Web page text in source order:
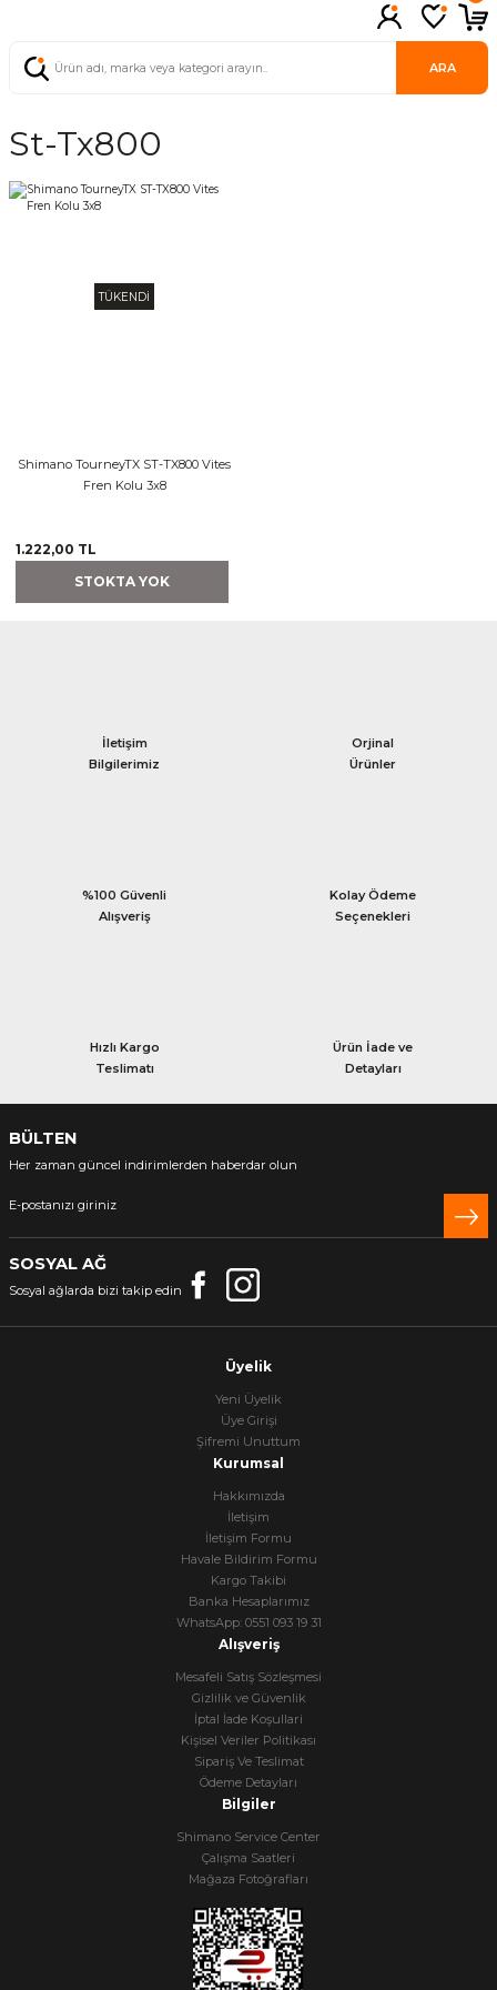
ARA
St-Tx800
TÜKENDİ
Shimano TourneyTX ST-TX800 Vites
Fren Kolu 3x8
1.222,00 TL
STOKTA YOK
İletişim
Bilgilerimiz
Orjinal
Ürünler
%100 Güvenli
Alışveriş
Kolay Ödeme
Seçenekleri
Hızlı Kargo
Teslimatı
Ürün İade ve
Detayları
BÜLTEN
Her zaman güncel indirimlerden haberdar olun
SOSYAL AĞ
Sosyal ağlarda bizi takip edin
Üyelik
Yeni Üyelik
Üye Girişi
Şifremi Unuttum
Kurumsal
Hakkımızda
İletişim
İletişim Formu
Havale Bildirim Formu
Kargo Takibi
Banka Hesaplarımız
WhatsApp: 0551 093 19 31
Alışveriş
Mesafeli Satış Sözleşmesi
Gizlilik ve Güvenlik
İptal İade Koşullari
Kişisel Veriler Politikası
Sipariş Ve Teslimat
Ödeme Detayları
Bilgiler
Shimano Service Center
Çalışma Saatleri
Mağaza Fotoğrafları